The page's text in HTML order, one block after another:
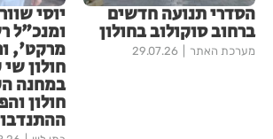
הסדרי תנועה חדשים
ברחוב סוקולוב בחולון
מערכת האתר 29.07.26
יוסי
ומנכ"ל
מרקט',
חולון
במחנה
חולון